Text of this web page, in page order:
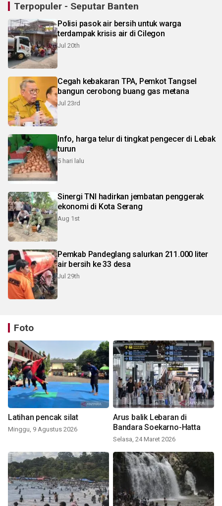
Terpopuler - Seputar Banten
Polisi pasok air bersih untuk warga
terdampak krisis air di Cilegon
Jul 20th
Cegah kebakaran TPA, Pemkot Tangsel
bangun cerobong buang gas metana
Jul 23rd
Info, harga telur di tingkat pengecer di Lebak
turun
5 hari lalu
Sinergi TNI hadirkan jembatan penggerak
ekonomi di Kota Serang
Aug 1st
Pemkab Pandeglang salurkan 211.000 liter
air bersih ke 33 desa
Jul 29th
Foto
Latihan pencak silat
Minggu, 9 Agustus 2026
Arus balik Lebaran di
Bandara Soekarno-Hatta
Selasa, 24 Maret 2026